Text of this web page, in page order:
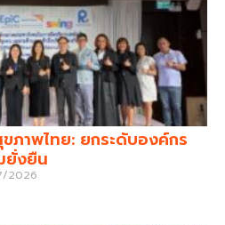
ภาพไทย: ยกระดับองค์กร
ยั่งยืน
2026